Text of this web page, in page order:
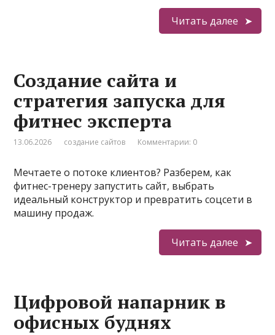
Читать далее
Создание сайта и
стратегия запуска для
фитнес эксперта
13.06.2026 создание сайтов Комментарии: 0
Мечтаете о потоке клиентов? Разберем, как
фитнес-тренеру запустить сайт, выбрать
идеальный конструктор и превратить соцсети в
машину продаж.
Читать далее
Цифровой напарник в
офисных буднях